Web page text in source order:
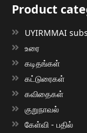
Product
UYIRMMAI
உரை
கடிதங்கள்
கட்டுரைகள்
கவிதைகள்
குறுநாவல்
கேள்வி - பதில்